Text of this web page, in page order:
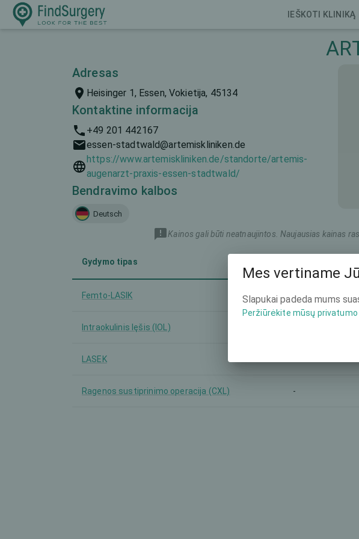
IEŠKOTI KLINIKĄ
Adresas
Heisinger 1, Essen, Vokietija, 45134
Kontaktine informacija
+49 201 442167
essen-stadtwald@artemiskliniken.de
https://www.artemiskliniken.de/standorte/artemis-
augenarzt-praxis-essen-stadtwald/
Bendravimo kalbos
Deutsch
Kainos gali būti neatnaujintos. Naujausias kainas
Gydymo tipas
Femto-LASIK -
Intraokulinis lęšis (IOL)
LASEK
Ragenos sustiprinimo operacija (CXL) -
Mes vertiname
Slapukai padeda mums
Peržiūrėkite mūsų